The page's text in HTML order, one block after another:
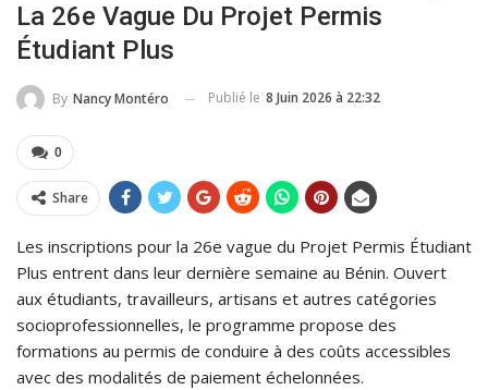
La 26e Vague Du Projet Permis
Étudiant Plus
By Nancy Montéro Publié le 8 Juin 2026 à 22:32
0
Share
Les inscriptions pour la 26e vague du Projet Permis Étudiant
Plus entrent dans leur dernière semaine au Bénin. Ouvert
aux étudiants, travailleurs, artisans et autres catégories
socioprofessionnelles, le programme propose des
formations au permis de conduire à des coûts accessibles
avec des modalités de paiement échelonnées.